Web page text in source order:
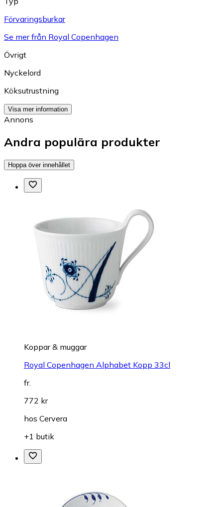
Förvaringsburkar
Se mer från Royal Copenhagen
Övrigt
Nyckelord
Köksutrustning
Visa mer information
Annons
Andra populära produkter
Hoppa över innehållet
Koppar & muggar
Royal Copenhagen Alphabet Kopp 33cl
fr.
772 kr
hos Cervera
+1 butik